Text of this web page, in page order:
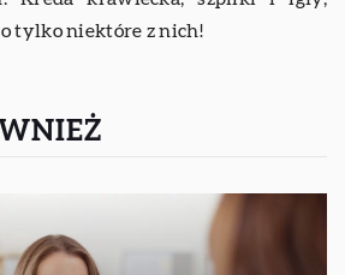
tylko niektóre z nich!